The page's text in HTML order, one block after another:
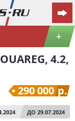
+
4.2,
290 000 р.
ДО 29.07.2024